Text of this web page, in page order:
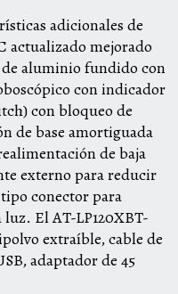
adicionales de
actualizado mejorado
aluminio fundido con
con indicador
con bloqueo de
de base amortiguada
de baja
externo para reducir
conector para
El AT-LP120XBT-
extraíble, cable de
adaptador de 45